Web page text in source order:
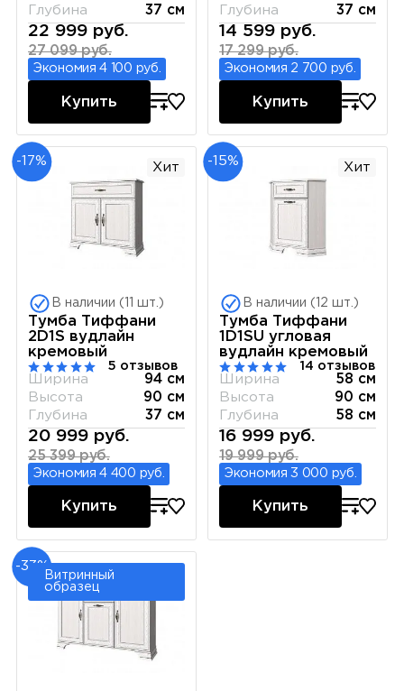
Глубина
37 см
22 999 руб.
27 099 руб.
Экономия 4 100 руб.
Купить
Глубина
37 см
14 599 руб.
17 299 руб.
Экономия 2 700 руб.
Купить
-17% Хит
В наличии (11 шт.)
Тумба Тиффани
2D1S вудлайн
кремовый
5 отзывов
Ширина
94 см
Высота
90 см
Глубина
37 см
20 999 руб.
25 399 руб.
Экономия 4 400 руб.
Купить
-15% Хит
В наличии (12 шт.)
Тумба Тиффани
1D1SU угловая
вудлайн кремовый
14 отзывов
Ширина
58 см
Высота
90 см
Глубина
58 см
16 999 руб.
19 999 руб.
Экономия 3 000 руб.
Купить
-33%
Витринный
образец